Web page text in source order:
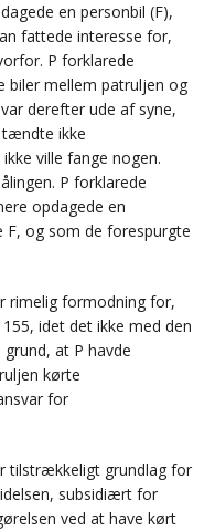
en personbil (F),
fattede interesse for,
P forklarede
biler mellem patruljen og
derefter ude af syne,
tændte ikke
ville fange nogen.
P forklarede
opdagede en
og som de forespurgte
rimelig formodning for,
idet det ikke med den
at P havde
kørte
for
tilstrækkeligt grundlag for
subsidiært for
ved at have kørt